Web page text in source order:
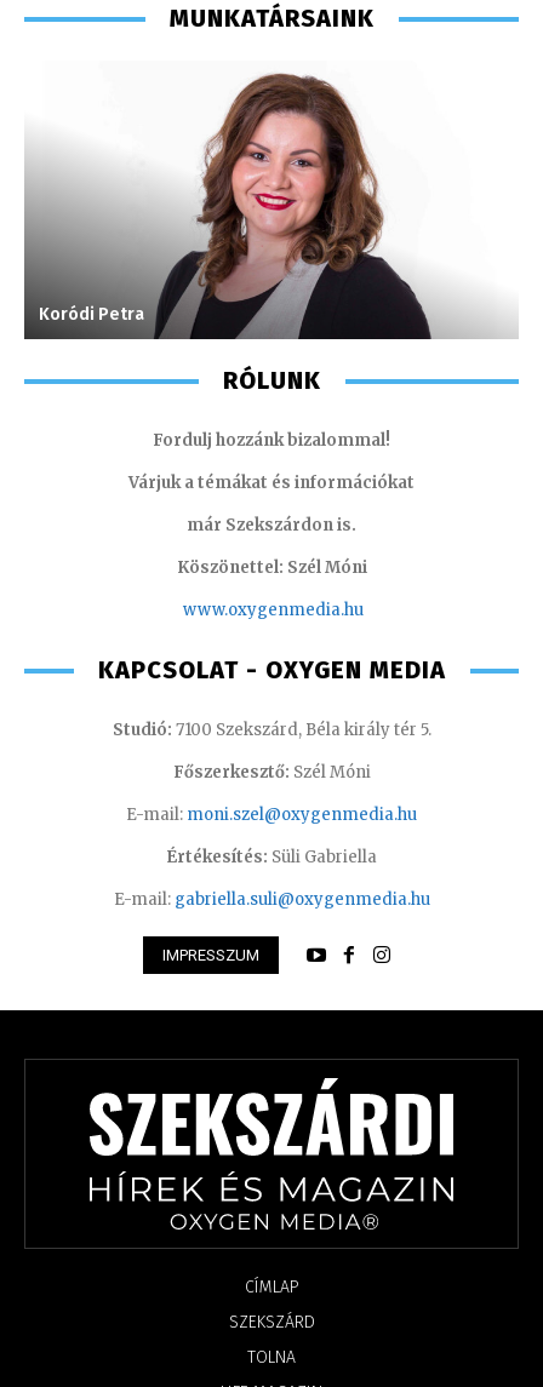
MUNKATÁRSAINK
Koródi Petra
RÓLUNK
Fordulj hozzánk bizalommal!
Várjuk a témákat és információkat
már Szekszárdon is.
Köszönettel: Szél Móni
www.oxygenmedia.hu
KAPCSOLAT - OXYGEN MEDIA
Studió: 7100 Szekszárd, Béla király tér 5.
Főszerkesztő: Szél Móni
E-mail: moni.szel@oxygenmedia.hu
Értékesítés: Süli Gabriella
E-mail: gabriella.suli@oxygenmedia.hu
IMPRESSZUM
CÍMLAP
SZEKSZÁRD
TOLNA